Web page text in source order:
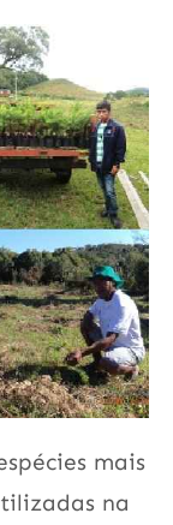
mais
na